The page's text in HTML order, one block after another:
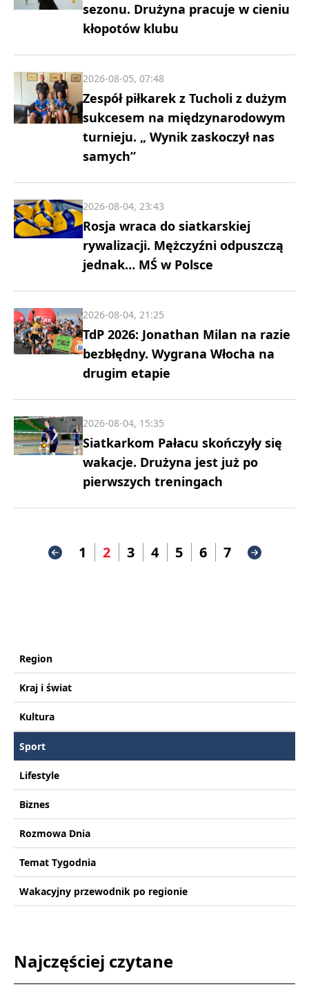
sezonu. Drużyna pracuje w cieniu
kłopotów klubu
Zespół piłkarek z Tucholi z dużym
sukcesem na międzynarodowym
turnieju. „ Wynik zaskoczył nas
samych”
2026-08-05, 07:48
Rosja wraca do siatkarskiej
rywalizacji. Mężczyźni odpuszczą
jednak… MŚ w Polsce
2026-08-04, 23:43
TdP 2026: Jonathan Milan na razie
bezbłędny. Wygrana Włocha na
drugim etapie
2026-08-04, 21:25
Siatkarkom Pałacu skończyły się
wakacje. Drużyna jest już po
pierwszych treningach
2026-08-04, 15:35
1 2 3 4 5 6 7
Region
Kraj i świat
Kultura
Sport
Lifestyle
Biznes
Rozmowa Dnia
Temat Tygodnia
Wakacyjny przewodnik po regionie
Najczęściej czytane